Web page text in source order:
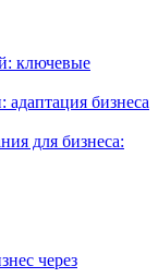
ключевые
бизнеса
для бизнеса:
через